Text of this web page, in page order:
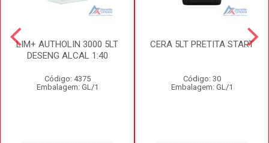
LIM+ AUTHOLIN 3000 5LT
DESENG ALCAL 1:40
Código: 4375
Embalagem: GL/1
CERA 5LT PRETITA START
Código: 30
Embalagem: GL/1